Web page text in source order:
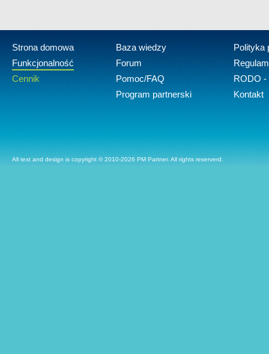
Strona domowa
Funkcjonalność
Cennik
Baza wiedzy
Forum
Pomoc/FAQ
Program partnerski
Polityka
RODO -
Kontakt
All text and design is copyright © 2010-2026 PM Partner. All rights reserverd.